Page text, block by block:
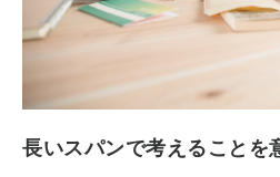
長いスパンで考えることを